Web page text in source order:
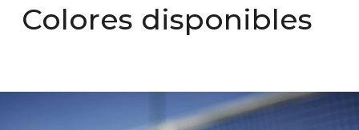
Colores disponibles